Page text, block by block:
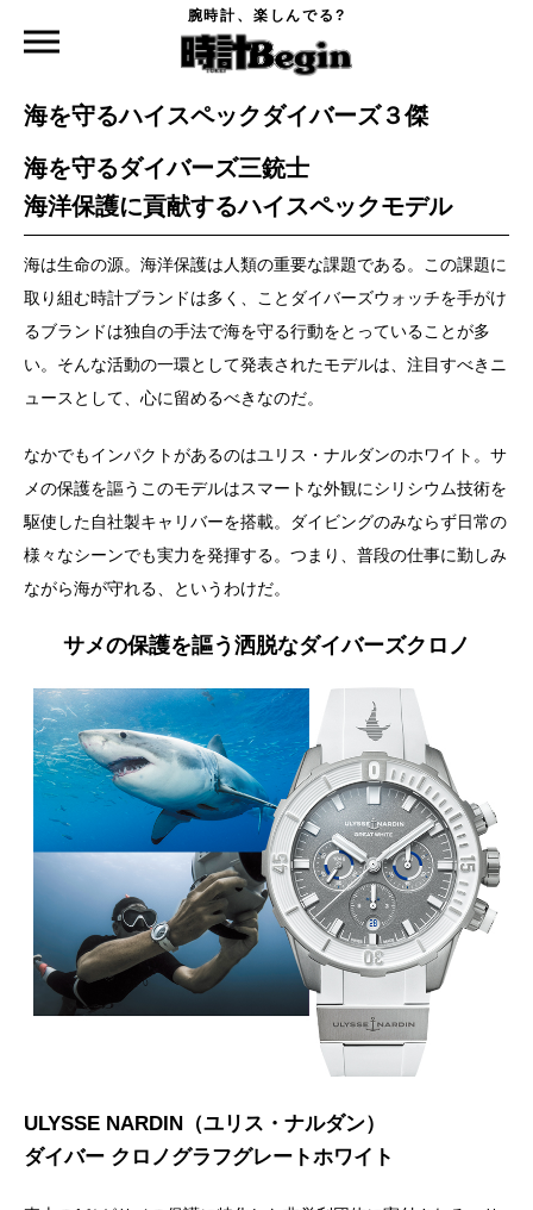
腕時計、楽しんでる?
海を守るハイスペックダイバーズ３傑
海を守るハイスペックダイバーズ３傑
海を守るダイバーズ三銃士
海洋保護に貢献するハイスペックモデル
海は生命の源。海洋保護は人類の重要な課題である。この課題に
取り組む時計ブランドは多く、ことダイバーズウォッチを手がけ
るブランドは独自の手法で海を守る行動をとっていることが多
い。そんな活動の一環として発表されたモデルは、注目すべきニ
ュースとして、心に留めるべきなのだ。
なかでもインパクトがあるのはユリス・ナルダンのホワイト。サ
メの保護を謳うこのモデルはスマートな外観にシリシウム技術を
駆使した自社製キャリバーを搭載。ダイビングのみならず日常の
様々なシーンでも実力を発揮する。つまり、普段の仕事に勤しみ
ながら海が守れる、というわけだ。
サメの保護を謳う洒脱なダイバーズクロノ
ULYSSE NARDIN（ユリス・ナルダン）
ダイバー クロノグラフグレートホワイト